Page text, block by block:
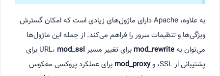
به علاوه، Apache دارای ماژول‌های زیادی است که امکان گسترش
ویژگی‌ها و تنظیمات سرور را فراهم می‌کند. از جمله این ماژول‌ها
می‌توان بهmod_rewrite برای تغییر مسیر URL،mod_ssl
برای
پشتیبانی از SSL، و
mod_proxy برای عملکرد پروکسی معکوس